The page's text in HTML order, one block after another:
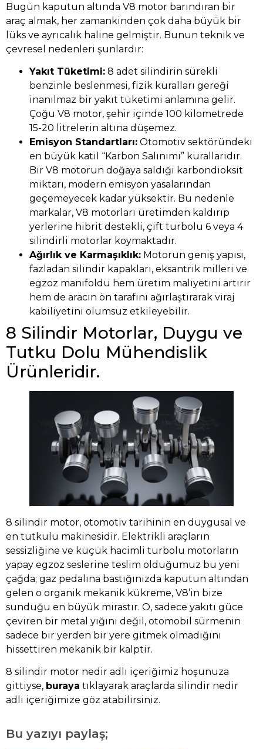
Bugün kaputun altında V8 motor barındıran bir
araç almak, her zamankinden çok daha büyük bir
lüks ve ayrıcalık haline gelmiştir. Bunun teknik ve
çevresel nedenleri şunlardır:
Yakıt Tüketimi: 8 adet silindirin sürekli
benzinle beslenmesi, fizik kuralları gereği
inanılmaz bir yakıt tüketimi anlamına gelir.
Çoğu V8 motor, şehir içinde 100 kilometrede
15-20 litrelerin altına düşemez.
Emisyon Standartları: Otomotiv sektöründeki
en büyük katil “Karbon Salınımı” kurallarıdır.
Bir V8 motorun doğaya saldığı karbondioksit
miktarı, modern emisyon yasalarından
geçemeyecek kadar yüksektir. Bu nedenle
markalar, V8 motorları üretimden kaldırıp
yerlerine hibrit destekli, çift turbolu 6 veya 4
silindirli motorlar koymaktadır.
Ağırlık ve Karmaşıklık: Motorun geniş yapısı,
fazladan silindir kapakları, eksantrik milleri ve
egzoz manifoldu hem üretim maliyetini artırır
hem de aracın ön tarafını ağırlaştırarak viraj
kabiliyetini olumsuz etkileyebilir.
8 Silindir Motorlar, Duygu ve
Tutku Dolu Mühendislik
Ürünleridir.
8 silindir motor, otomotiv tarihinin en duygusal ve
en tutkulu makinesidir. Elektrikli araçların
sessizliğine ve küçük hacimli turbolu motorların
yapay egzoz seslerine teslim olduğumuz bu yeni
çağda; gaz pedalına bastığınızda kaputun altından
gelen o organik mekanik kükreme, V8’in bize
sunduğu en büyük mirastır. O, sadece yakıtı güce
çeviren bir metal yığını değil, otomobil sürmenin
sadece bir yerden bir yere gitmek olmadığını
hissettiren mekanik bir kalptir.
8 silindir motor nedir adlı içeriğimiz hoşunuza
gittiyse, buraya tıklayarak araçlarda silindir nedir
adlı içeriğimize göz atabilirsiniz.
Bu yazıyı paylaş;